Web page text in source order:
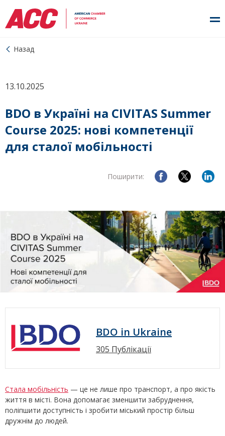
Назад
13.10.2025
BDO в Україні на CIVITAS Summer
Course 2025: нові компетенції
для сталої мобільності
Поширити:
BDO in Ukraine
305 Публікації
Стала мобільність — це не лише про транспорт, а про якість
життя в місті. Вона допомагає зменшити забруднення,
поліпшити доступність і зробити міський простір більш
дружнім до людей.